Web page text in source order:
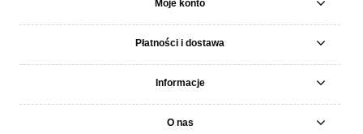
Moje konto
Płatności i dostawa
Informacje
O nas